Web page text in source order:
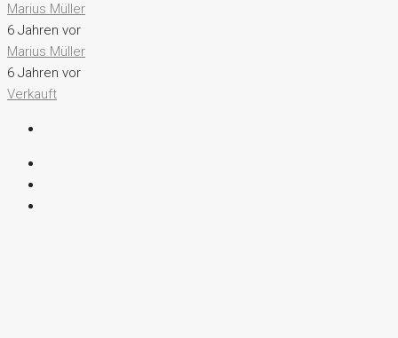
Marius Müller
6 Jahren vor
Marius Müller
6 Jahren vor
Verkauft